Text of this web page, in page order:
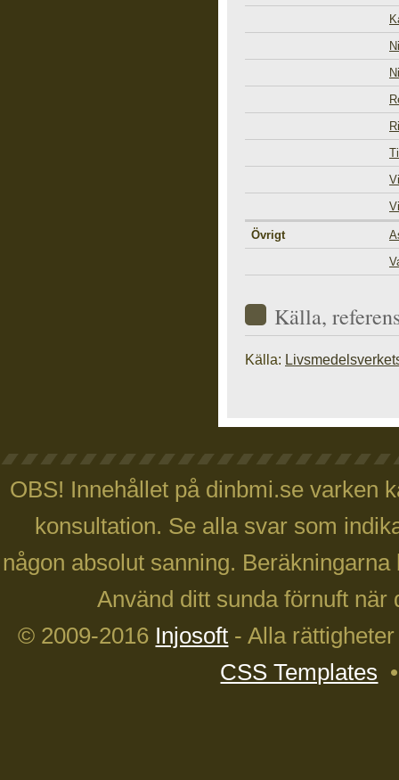
Övrigt
Källa,
Källa:
OBS! Innehållet på dinbmi.se varken
konsultation. Se alla svar som
någon absolut sanning.
Använd ditt sunda förnuft
© 2009-2016 Injosoft - Alla
CSS Templates